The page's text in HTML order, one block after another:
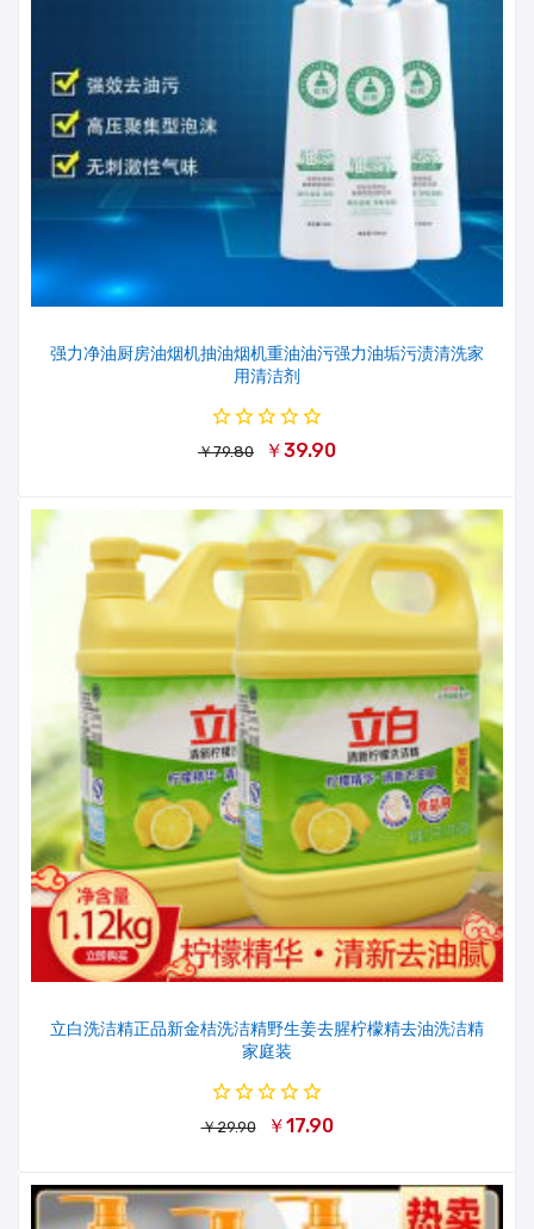
强力净油厨房油烟机抽油烟机重油油污强力油垢污渍清洗家
用清洁剂
￥79.80 ￥39.90
立白洗洁精正品新金桔洗洁精野生姜去腥柠檬精去油洗洁精
家庭装
￥29.90 ￥17.90